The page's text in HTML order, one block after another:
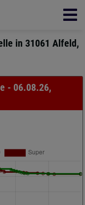
in 31061 Alfeld,
- 06.08.26,